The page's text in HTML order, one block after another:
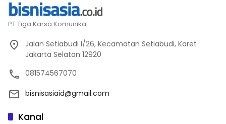
PT Tiga Karsa Komunika.
Jalan Setiabudi I/26, Kecamatan Setiabudi, Karet
Jakarta Selatan 12920
081574567070
bisnisasiaid@gmail.com
Kanal